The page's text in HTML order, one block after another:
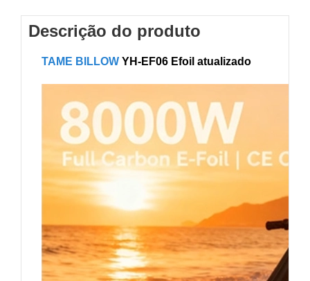
Descrição do produto
TAME BILLOWYH-EF06 Efoil atualizado